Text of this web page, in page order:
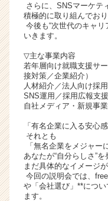
キ
ャ
（
e
e
r
C
r
e
e
r）
さらに、SNSマーケテ
積極的に取り組んでおり
今後も“次世代のキャ
いきます。
▽主な事業内容
若年層向け就職支援サ
接対策／企業紹介）
人材紹介／法人向け採
SNS運用／採用広報支援
自社メディア・新規事
「有名企業に入る安心感
それとも
「無名企業をメジャー
あなたが“自分らしさ”
まだ具体的なイメージ
今回の説明会では、
や「会社選び」**につ
ます。